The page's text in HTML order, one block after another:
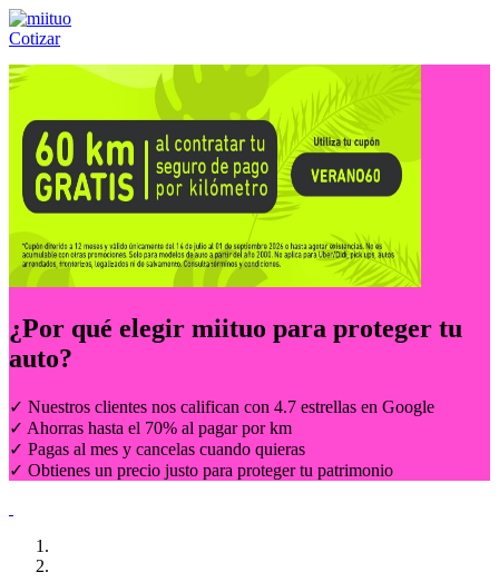
Cotizar
Llámanos al:(55) 84-21-05-00 ó
¿Por qué elegir miituo para proteger tu
auto?
✓ Nuestros clientes nos califican con 4.7 estrellas en Google
✓ Ahorras hasta el 70% al pagar por km
✓ Pagas al mes y cancelas cuando quieras
✓ Obtienes un precio justo para proteger tu patrimonio